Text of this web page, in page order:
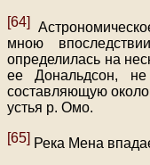
[64]
мною
определилась на
ее Дональдсон,
составляющую около
устья р. Омо.
[65] Река Мена